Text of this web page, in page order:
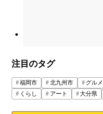
注目のタグ
福岡市 北九州市 グルメ
くらし
アート 大分県